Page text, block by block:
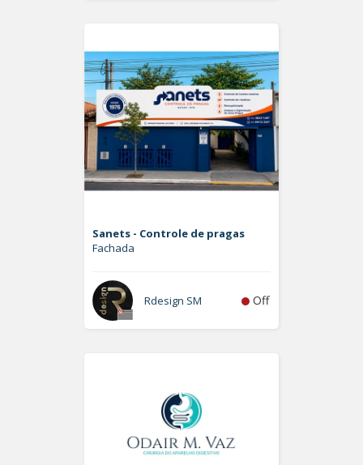
Sanets - Controle de pragas
Fachada
Rdesign SM Off